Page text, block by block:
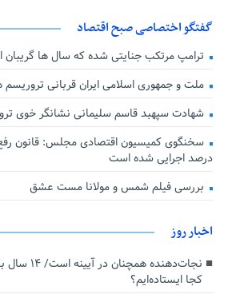
گفتگو اختصاصی صبح اقتصاد
ترامپ مرتکب جنایتی شده که سال ها گریبان
ملت و جمهوری اسلامی ایران قربانی
شهادت سپهبد قاسم سلیمانی نشانگر خوی
درصد اجرایی شده است
بررسی فیلم شمس و مولانا مست عشق
اخبار روز
نجات‌دهنده‌
کجا ایستاده‌ایم؟